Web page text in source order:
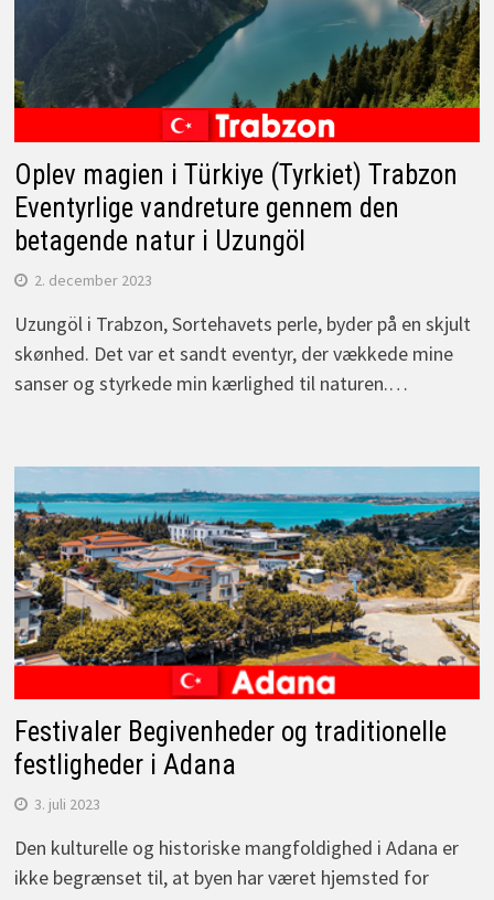
Oplev magien i Türkiye (Tyrkiet) Trabzon
Eventyrlige vandreture gennem den
betagende natur i Uzungöl
2. december 2023
Uzungöl i Trabzon, Sortehavets perle, byder på en skjult
skønhed. Det var et sandt eventyr, der vækkede mine
sanser og styrkede min kærlighed til naturen.…
Festivaler Begivenheder og traditionelle
festligheder i Adana
3. juli 2023
Den kulturelle og historiske mangfoldighed i Adana er
ikke begrænset til, at byen har været hjemsted for